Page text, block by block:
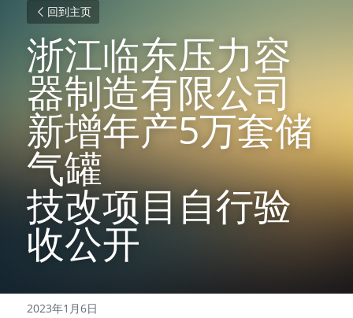
回到主页
浙江临东压力容
器制造有限公司
新增年产5万套储
气罐
技改项目自行验
收公开
2023年1月6日